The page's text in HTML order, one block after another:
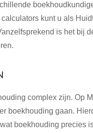
kunt u als
is het bij
complex zijn. Op
boekhouding gaan.
boekhouding precies